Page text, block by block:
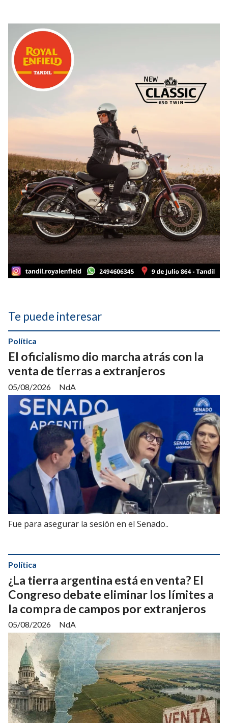
Te puede interesar
El oficialismo dio marcha atrás con la
venta de tierras a extranjeros
NdA
Política
05/08/2026
Fue para asegurar la sesión en el Senado..
¿La tierra argentina está en venta? El
Congreso debate eliminar los límites a
la compra de campos por extranjeros
NdA
Política
05/08/2026